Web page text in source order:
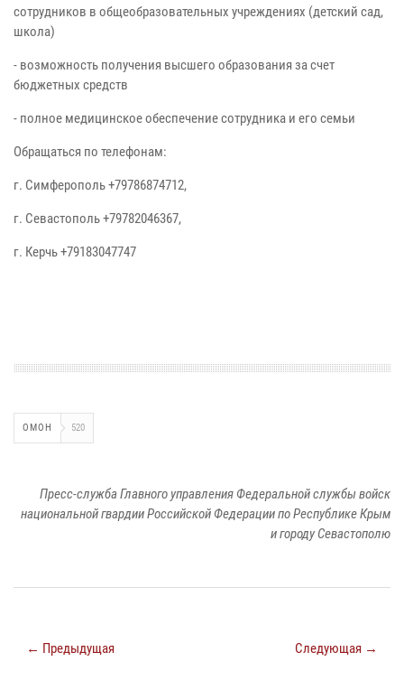
сотрудников в общеобразовательных учреждениях (детский сад,
школа)
- возможность получения высшего образования за счет
бюджетных средств
- полное медицинское обеспечение сотрудника и его семьи
Обращаться по телефонам:
г. Симферополь +79786874712,
г. Севастополь +79782046367,
г. Керчь +79183047747
ОМОН 520
Пресс-служба Главного управления Федеральной службы войск
национальной гвардии Российской Федерации по Республике Крым
и городу Севастополю
← Предыдущая Следующая →